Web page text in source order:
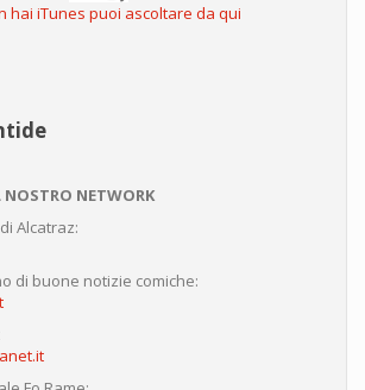
hai iTunes puoi ascoltare da qui
NETWORK
Alcatraz:
di buone notizie comiche: